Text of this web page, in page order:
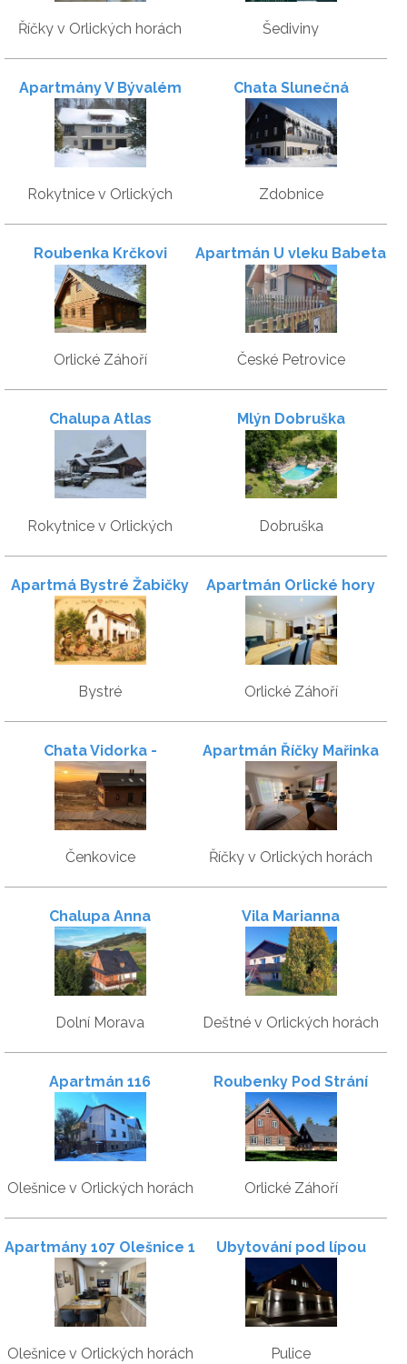
Říčky v Orlických horách Šediviny
Apartmány V Bývalém
mlýně
Rokytnice v Orlických
horách
Chata Slunečná
Zdobnice
Roubenka Krčkovi
Orlické Záhoří
Apartmán U vleku Babeta
České Petrovice
Chalupa Atlas
Rokytnice v Orlických
horách
Mlýn Dobruška
Dobruška
Apartmá Bystré Žabičky
Bystré
Apartmán Orlické hory
Orlické Záhoří
Chata Vidorka -
apartmány s
nekonečným výhledem
Čenkovice
Apartmán Říčky Mařinka
201
Říčky v Orlických horách
Chalupa Anna
Dolní Morava
Vila Marianna
Deštné v Orlických horách
Apartmán 116
Olešnice v Orlických horách
Roubenky Pod Strání
Orlické Záhoří
Apartmány 107 Olešnice 1
Olešnice v Orlických horách
Ubytování pod lípou
Pulice